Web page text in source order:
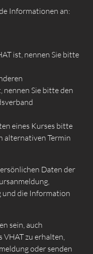
Informationen an:
ist, nennen Sie bitte
nennen Sie bitte den
eines Kurses bitte
alternativen Termin
Daten der
und die Information
sein, auch
zu erhalten,
oder senden